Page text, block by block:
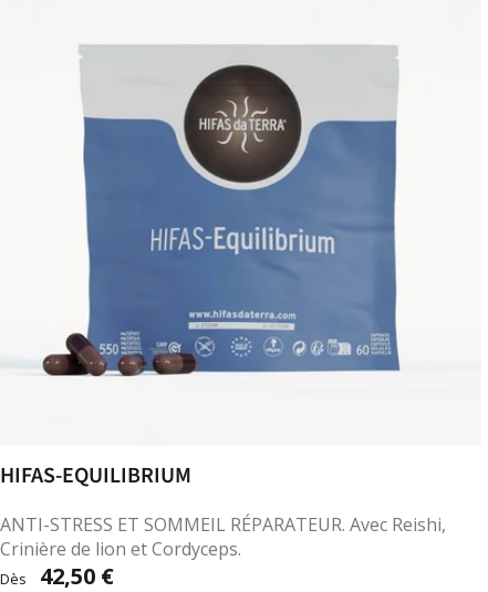
HIFAS-EQUILIBRIUM
ANTI-STRESS ET SOMMEIL RÉPARATEUR. Avec Reishi,
Crinière de lion et Cordyceps.
Dès 42,50 €